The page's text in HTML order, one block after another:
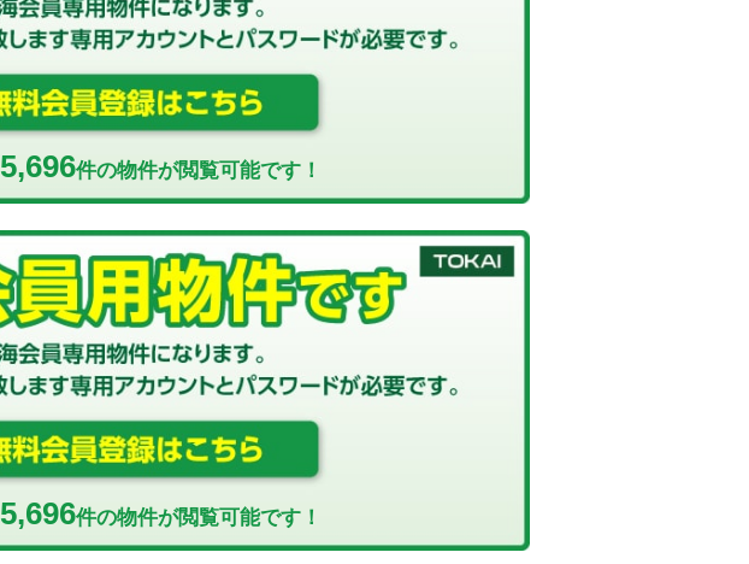
5,696件の物件が閲覧可能です！
5,696件の物件が閲覧可能です！